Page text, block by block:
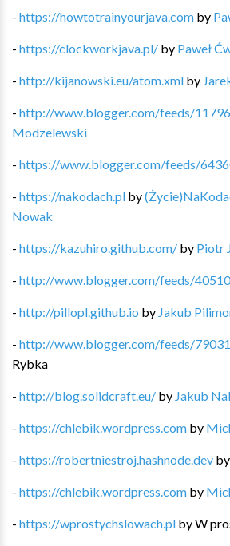
- https://howtotrainyourjava.com by
- https://clockworkjava.pl/ by Paweł
- http://kijanowski.eu/atom.xml by
- http://www.blogger.com/feeds/
Modzelewski
- https://www.blogger.com/feeds/
- https://nakodach.pl by
Nowak
- https://kazuhiro.github.com/ by Piotr
- http://www.blogger.com/feeds/
- http://pillopl.github.io by Jakub
- http://www.blogger.com/feeds/
Rybka
- http://blog.solidcraft.eu/ by Jakub
- https://chlebik.wordpress.com by
- https://robertniestroj.hashnode.dev by
- https://chlebik.wordpress.com by
- https://wprostychslowach.pl byW